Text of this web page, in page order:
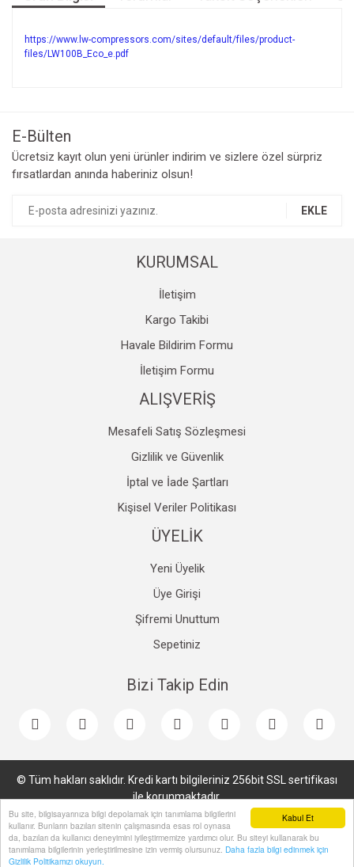
Kabul Et
Bu site, bilgisayarınıza bilgi depolamak için tanımlama bilgilerini
kullanır. Bunların bazıları sitenin çalışmasında esas rol oynasa
da, bazıları da kullanıcı deneyimini iyileştirmemize yardımcı olur. Bu siteyi kullanarak bu
tanımlama bilgilerinin yerleştirilmesine izin vermiş olursunuz. Daha fazla bilgi edinmek için
Gizlilik Politikamızı okuyun.
https://www.lw-compressors.com/sites/default/files/product-
files/LW100B_Eco_e.pdf
Ürün resmi kalitesiz, bozuk veya görüntülenemiyor.
Ürün açıklamasında eksik bilgiler bulunuyor.
Gönder
E-Bülten
Ücretsiz kayıt olun yeni ürünler indirim ve sizlere özel sürpriz
fırsatlardan anında haberiniz olsun!
EKLE
KURUMSAL
İletişim
Kargo Takibi
Havale Bildirim Formu
İletişim Formu
ALIŞVERİŞ
Mesafeli Satış Sözleşmesi
Gizlilik ve Güvenlik
İptal ve İade Şartları
Kişisel Veriler Politikası
ÜYELİK
Yeni Üyelik
Üye Girişi
Şifremi Unuttum
Sepetiniz
Bizi Takip Edin
© Tüm hakları saklıdır. Kredi kartı bilgileriniz 256bit SSL sertifikası
ile korunmaktadır.